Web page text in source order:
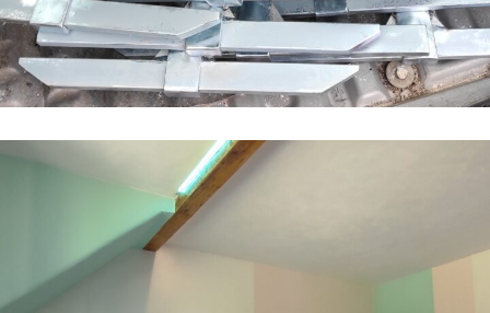
Zámečnické práce